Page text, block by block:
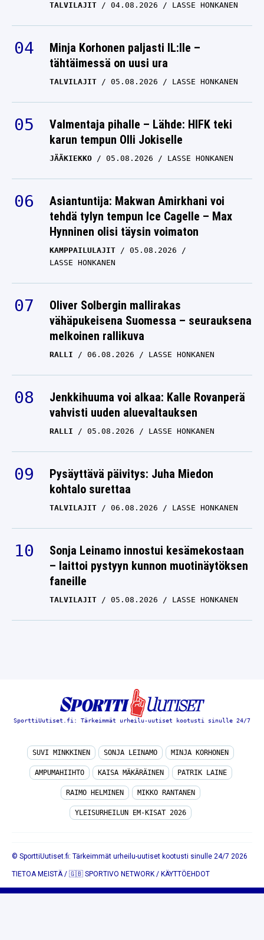
TALVILAJIT 04.08.2026 LASSE HONKANEN
Minja Korhonen paljasti IL:lle –
tähtäimessä on uusi ura
TALVILAJIT 05.08.2026 LASSE HONKANEN
Valmentaja pihalle – Lähde: HIFK teki
karun tempun Olli Jokiselle
JÄÄKIEKKO 05.08.2026 LASSE HONKANEN
Asiantuntija: Makwan Amirkhani voi
tehdä tylyn tempun Ice Cagelle – Max
Hynninen olisi täysin voimaton
KAMPPAILULAJIT
05.08.2026
LASSE HONKANEN
Oliver Solbergin mallirakas
vähäpukeisena Suomessa – seurauksena
melkoinen rallikuva
RALLI 06.08.2026 LASSE HONKANEN
Jenkkihuuma voi alkaa: Kalle Rovanperä
vahvisti uuden aluevaltauksen
RALLI 05.08.2026 LASSE HONKANEN
Pysäyttävä päivitys: Juha Miedon
kohtalo surettaa
TALVILAJIT 06.08.2026 LASSE HONKANEN
Sonja Leinamo innostui kesämekostaan
– laittoi pystyyn kunnon muotinäytöksen
faneille
TALVILAJIT 05.08.2026 LASSE HONKANEN
SporttiUutiset.fi: Tärkeimmät urheilu-uutiset kootusti sinulle 24/7
SUVI MINKKINEN SONJA LEINAMO MINJA KORHONEN
AMPUMAHIIHTO KAISA MÄKÄRÄINEN PATRIK LAINE
RAIMO HELMINEN MIKKO RANTANEN
YLEISURHEILUN EM-KISAT 2026
© SporttiUutiset.fi: Tärkeimmät urheilu-uutiset kootusti sinulle 24/7 2026
TIETOA MEISTÄ/ 🇬🇧 SPORTIVO NETWORK / KÄYTTÖEHDOT